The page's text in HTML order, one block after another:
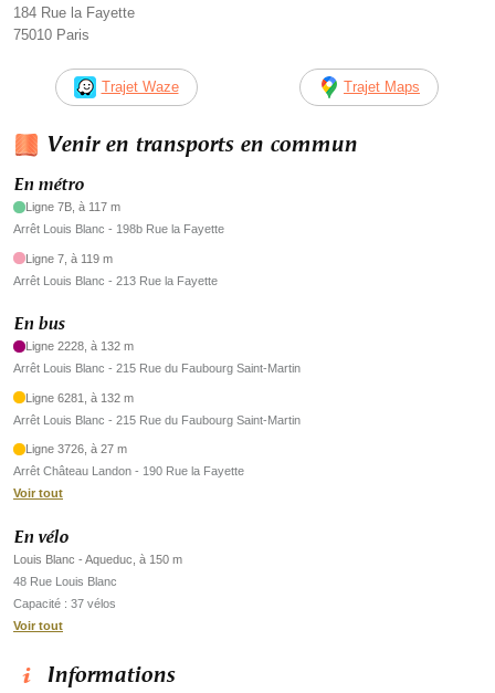
184 Rue la Fayette
75010 Paris
Trajet Waze Trajet Maps
Venir en transports en commun
En métro
Ligne 7B, à 117 m
Arrêt Louis Blanc - 198b Rue la Fayette
Ligne 7, à 119 m
Arrêt Louis Blanc - 213 Rue la Fayette
En bus
Ligne 2228, à 132 m
Arrêt Louis Blanc - 215 Rue du Faubourg Saint-Martin
Ligne 6281, à 132 m
Arrêt Louis Blanc - 215 Rue du Faubourg Saint-Martin
Ligne 3726, à 27 m
Arrêt Château Landon - 190 Rue la Fayette
Voir tout
En vélo
Louis Blanc - Aqueduc, à 150 m
48 Rue Louis Blanc
Capacité : 37 vélos
Voir tout
Informations